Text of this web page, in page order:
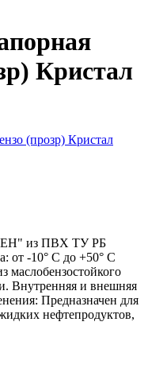
Кристал
из ПВХ ТУ РБ
от -10° C до +50° C
маслобензостойкого
Внутренняя и внешняя
Предназначен для
нефтепродуктов,